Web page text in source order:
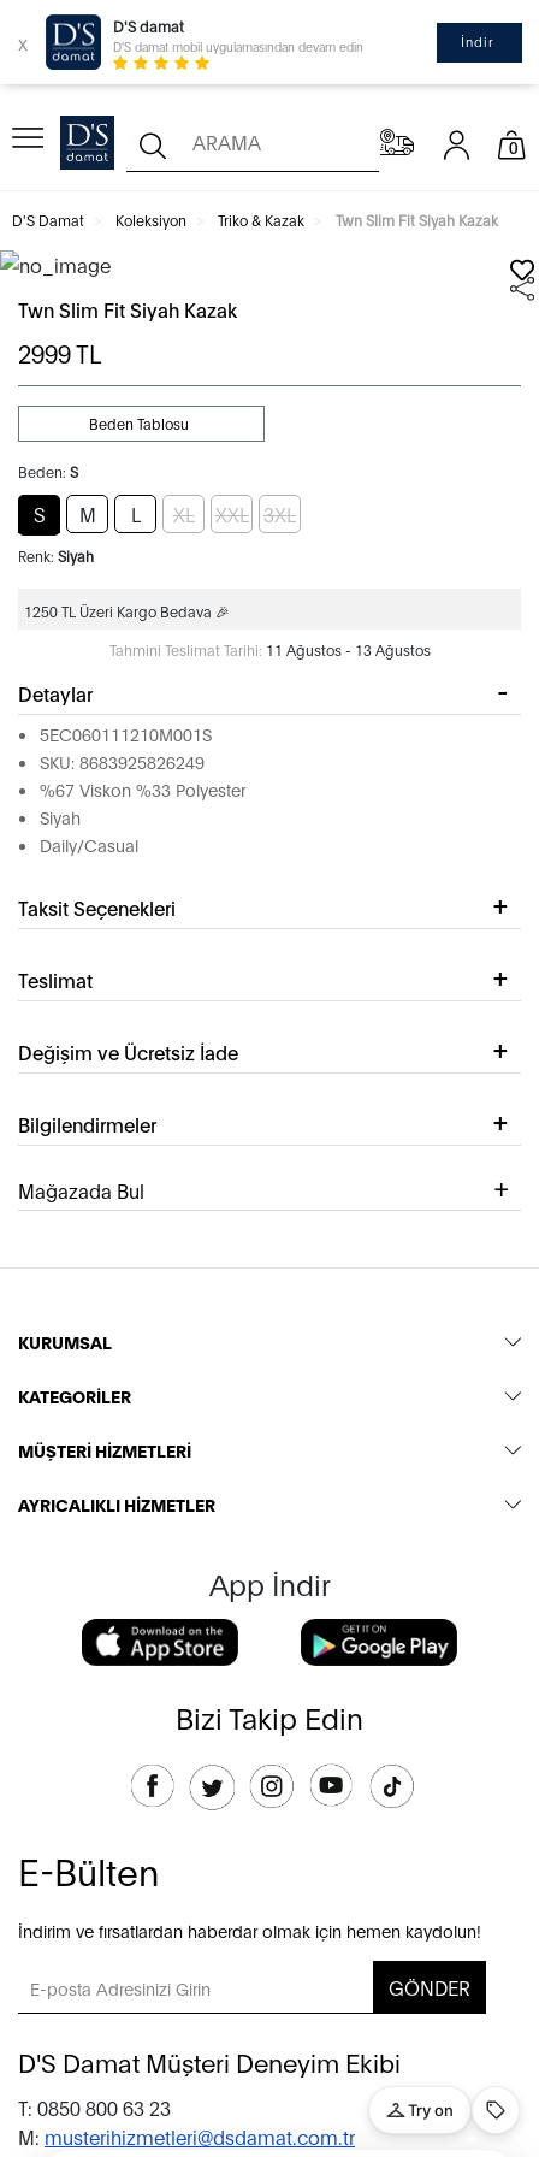
x
D'S damat
D'S damat mobil uygulamasından devam edin İndir
0
D'S Damat Koleksiyon Triko & Kazak Twn Slim Fit Siyah Kazak
Twn Slim Fit Siyah Kazak
2999TL
Beden: S
Beden Tablosu
S M L XL XXL 3XL
Renk: Siyah
1250 TL Üzeri Kargo Bedava 🎉
Tahmini Teslimat Tarihi: 11 Ağustos - 13 Ağustos
Detaylar
5EC060111210M001S
SKU: 8683925826249
%67 Viskon %33 Polyester
Siyah
Daily/Casual
Taksit Seçenekleri
Teslimat
Değişim ve Ücretsiz İade
Bilgilendirmeler
Mağazada Bul
KURUMSAL
KATEGORİLER
MÜŞTERİ HİZMETLERİ
AYRICALIKLI HİZMETLER
App İndir
Bizi Takip Edin
E-Bülten
İndirim ve fırsatlardan haberdar olmak için hemen kaydolun!
GÖNDER
D'S Damat Müşteri Deneyim Ekibi
T: 0850 800 63 23
M: musterihizmetleri@dsdamat.com.tr